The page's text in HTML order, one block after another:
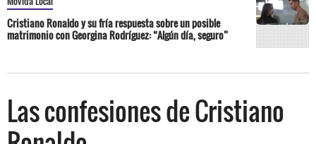
Cristiano Ronaldo y su fría respuesta sobre un posible
matrimonio con Georgina Rodríguez: “Algún día, seguro”
Las confesiones de Cristiano